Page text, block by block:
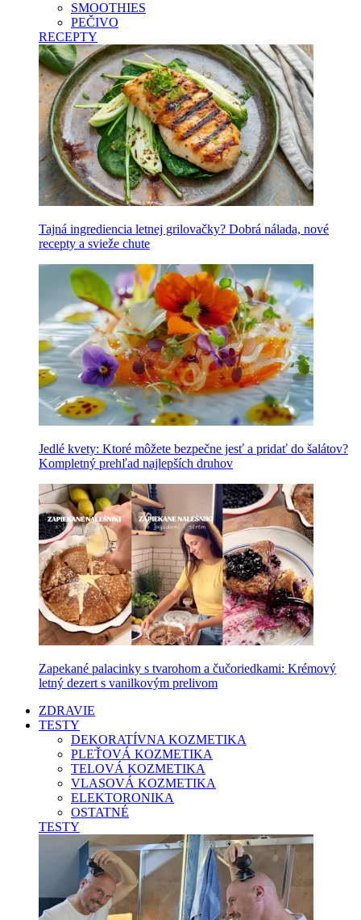
SMOOTHIES
PEČIVO
RECEPTY
Tajná ingrediencia letnej grilovačky? Dobrá nálada, nové
recepty a svieže chute
Jedlé kvety: Ktoré môžete bezpečne jesť a pridať do šalátov?
Kompletný prehľad najlepších druhov
Zapekané palacinky s tvarohom a čučoriedkami: Krémový
letný dezert s vanilkovým prelivom
ZDRAVIE
TESTY
DEKORATÍVNA KOZMETIKA
PLEŤOVÁ KOZMETIKA
TELOVÁ KOZMETIKA
VLASOVÁ KOZMETIKA
ELEKTORONIKA
OSTATNÉ
TESTY